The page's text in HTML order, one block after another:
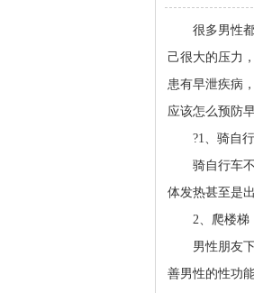
很多男性都
己很大的压力
患有早泄疾病
应该怎么预防
?1、骑自
骑自行车不
体发热甚至是
2、爬楼梯
男性朋友下
善男性的性功